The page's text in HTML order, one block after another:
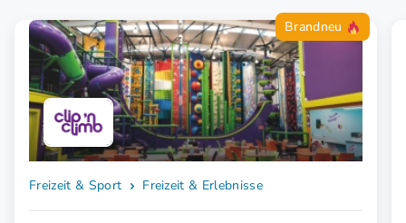
Brandneu
Freizeit & Sport Freizeit & Erlebnisse